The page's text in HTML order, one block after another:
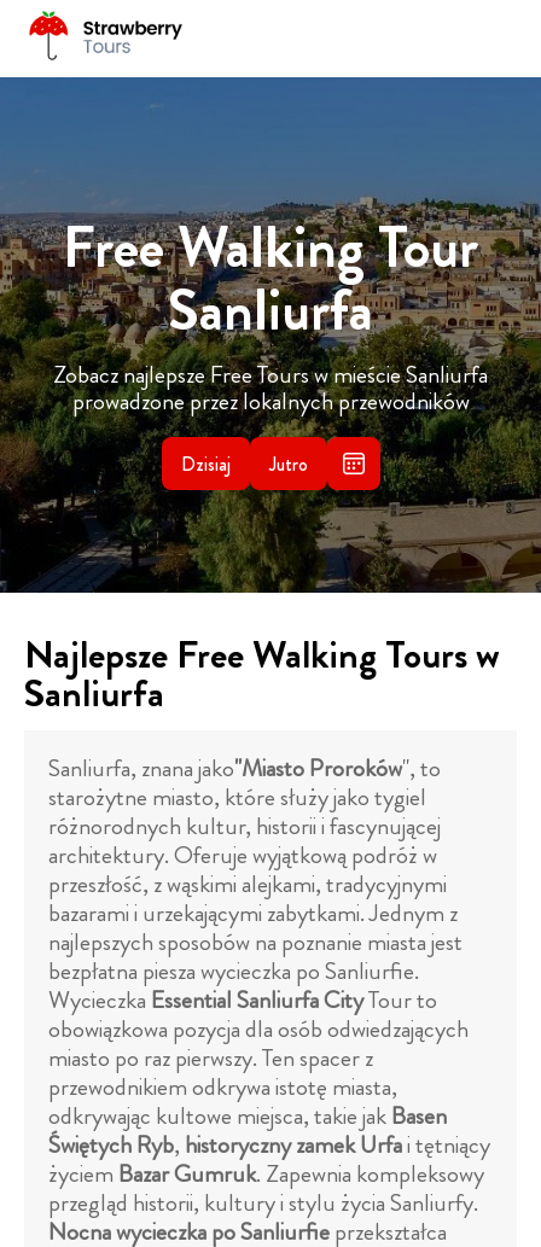
Free Walking Tour
Sanliurfa
Zobacz najlepsze Free Tours w mieście Sanliurfa
prowadzone przez lokalnych przewodników
Dzisiaj Jutro
Najlepsze Free Walking Tours w
Sanliurfa
Sanliurfa, znana jako"Miasto Proroków", to
starożytne miasto, które służy jako tygiel
różnorodnych kultur, historii i fascynującej
architektury. Oferuje wyjątkową podróż w
przeszłość, z wąskimi alejkami, tradycyjnymi
bazarami i urzekającymi zabytkami. Jednym z
najlepszych sposobów na poznanie miasta jest
bezpłatna piesza wycieczka po Sanliurfie.
Wycieczka Essential Sanliurfa CityTour to
obowiązkowa pozycja dla osób odwiedzających
miasto po raz pierwszy. Ten spacer z
przewodnikiem odkrywa istotę miasta,
odkrywając kultowe miejsca, takie jakBasen
Świętych Ryb, historyczny zamek Urfai tętniący
życiem Bazar Gumruk. Zapewnia kompleksowy
przegląd historii, kultury i stylu życia Sanliurfy.
Nocna wycieczka po Sanliurfieprzekształca